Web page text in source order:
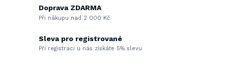
Doprava ZDARMA
Při nákupu nad 2 000 Kč
Sleva pro registrované
Při registraci u nás získáte 5% slevu